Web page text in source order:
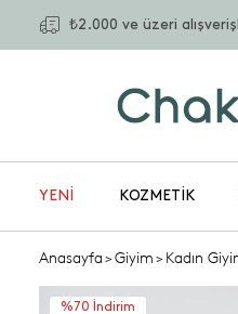
₺2.000 ve üzeri
YENİ KOZMETIK
Anasayfa>Giyim>Kadın
%70 İndirim